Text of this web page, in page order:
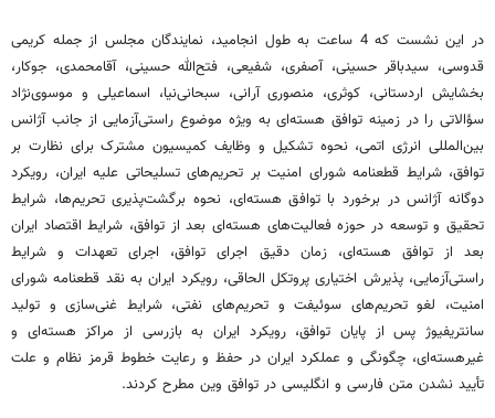
در این نشست که 4 ساعت به طول انجامید، نمایندگان مجلس از جمله کریمی
قدوسی، سیدباقر حسینی، آصفری، شفیعی، فتح‌الله حسینی، آقامحمدی، جوکار،
بخشایش اردستانی، کوثری، منصوری آرانی، سبحانی‌نیا، اسماعیلی و موسوی‌نژاد
سؤالاتی را در زمینه توافق هسته‌ای به ویژه موضوع راستی‌آزمایی از جانب آژانس
بین‌المللی انرژی اتمی، نحوه تشکیل و وظایف کمیسیون مشترک برای نظارت بر
توافق، شرایط قطعنامه شورای امنیت بر تحریم‌های تسلیحاتی علیه ایران، رویکرد
دوگانه آژانس در برخورد با توافق هسته‌ای، نحوه برگشت‌پذیری تحریم‌ها، شرایط
تحقیق و توسعه در حوزه فعالیت‌های هسته‌ای بعد از توافق، شرایط اقتصاد ایران
بعد از توافق هسته‌ای، زمان دقیق اجرای توافق، اجرای تعهدات و شرایط
راستی‌آزمایی، پذیرش اختیاری پروتکل الحاقی، رویکرد ایران به نقد قطعنامه شورای
امنیت، لغو تحریم‌های سوئیفت و تحریم‌های نفتی، شرایط غنی‌سازی و تولید
سانتریفیوژ پس از پایان توافق، رویکرد ایران به بازرسی از مراکز هسته‌ای و
غیرهسته‌ای، چگونگی و عملکرد ایران در حفظ و رعایت خطوط قرمز نظام و علت
تأیید نشدن متن فارسی و انگلیسی در توافق وین مطرح کردند.